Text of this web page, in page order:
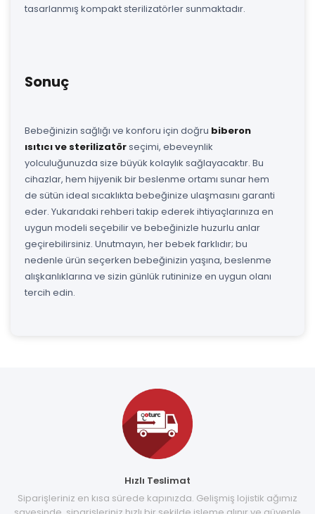
tasarlanmış kompakt sterilizatörler sunmaktadır.
Sonuç
Bebeğinizin sağlığı ve konforu için doğru biberon
ısıtıcı ve sterilizatörseçimi, ebeveynlik
yolculuğunuzda size büyük kolaylık sağlayacaktır. Bu
cihazlar, hem hijyenik bir beslenme ortamı sunar hem
de sütün ideal sıcaklıkta bebeğinize ulaşmasını garanti
eder. Yukarıdaki rehberi takip ederek ihtiyaçlarınıza en
uygun modeli seçebilir ve bebeğinizle huzurlu anlar
geçirebilirsiniz. Unutmayın, her bebek farklıdır; bu
nedenle ürün seçerken bebeğinizin yaşına, beslenme
alışkanlıklarına ve sizin günlük rutininize en uygun olanı
tercih edin.
Hızlı Teslimat
Siparişleriniz en kısa sürede kapınızda. Gelişmiş lojistik ağımız